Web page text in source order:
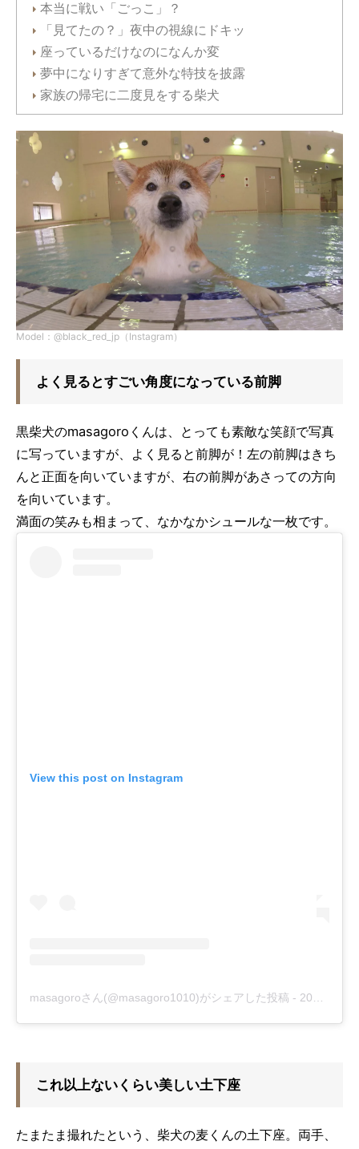
本当に戦い「ごっこ」？
「見てたの？」夜中の視線にドキッ
座っているだけなのになんか変
夢中になりすぎて意外な特技を披露
家族の帰宅に二度見をする柴犬
Model：@black_red_jp（Instagram）
よく見るとすごい角度になっている前脚
黒柴犬のmasagoroくんは、とっても素敵な笑顔で写真
に写っていますが、よく見ると前脚が！左の前脚はきち
んと正面を向いていますが、右の前脚があさっての方向
を向いています。
満面の笑みも相まって、なかなかシュールな一枚です。
View this post on Instagram
masagoroさん(@masagoro1010)がシェアした投稿 - 2018年 3月月22日午前1時16分PDT
これ以上ないくらい美しい土下座
たまたま撮れたという、柴犬の麦くんの土下座。両手、